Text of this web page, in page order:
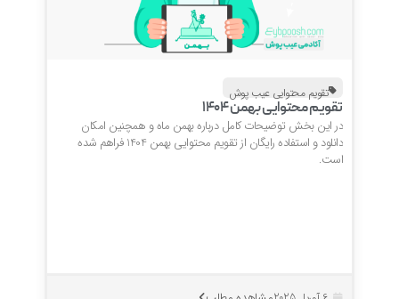
تقویم محتوایی عیب پوش
تقویم محتوایی بهمن 1404
در این بخش توضیحات کامل درباره بهمن ماه و همچنین امکان
دانلود و استفاده رایگان از تقویم محتوایی بهمن 1404 فراهم شده